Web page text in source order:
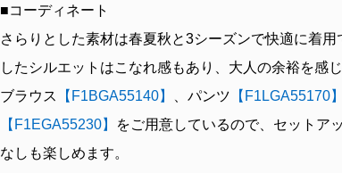
■コーディネート
さらりとした素材は春夏秋と3シーズンで快適に着用
したシルエットはこなれ感もあり、大人の余裕を感
ブラウス
【F1BGA55140】 、パンツ 【F1LGA55170】
【F1EGA55230】
をご用意しているので、セットア
なしも楽しめます。